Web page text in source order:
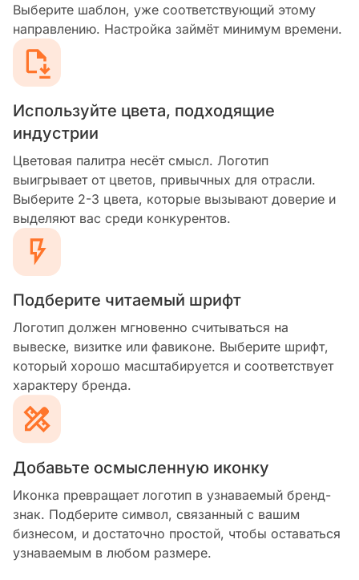
Выберите шаблон, уже соответствующий этому
направлению. Настройка займёт минимум времени.
Используйте цвета, подходящие
индустрии
Цветовая палитра несёт смысл. Логотип
выигрывает от цветов, привычных для отрасли.
Выберите 2-3 цвета, которые вызывают доверие и
выделяют вас среди конкурентов.
Подберите читаемый шрифт
Логотип должен мгновенно считываться на
вывеске, визитке или фавиконе. Выберите шрифт,
который хорошо масштабируется и соответствует
характеру бренда.
Добавьте осмысленную иконку
Иконка превращает логотип в узнаваемый бренд-
знак. Подберите символ, связанный с вашим
бизнесом, и достаточно простой, чтобы оставаться
узнаваемым в любом размере.